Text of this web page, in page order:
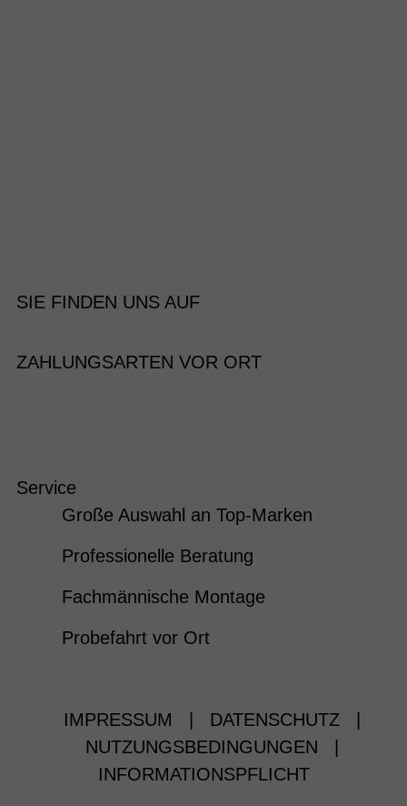
SIE FINDEN UNS AUF
ZAHLUNGSARTEN VOR ORT
Service
Große Auswahl an Top-Marken
Professionelle Beratung
Fachmännische Montage
Probefahrt vor Ort
IMPRESSUM DATENSCHUTZ
NUTZUNGSBEDINGUNGEN
INFORMATIONSPFLICHT